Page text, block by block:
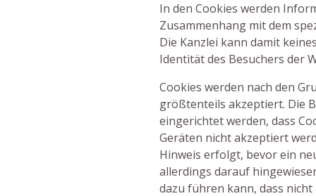
In den Cookies werden
Zusammenhang mit dem
Die Kanzlei kann damit
Identität des Besuchers der
Cookies werden nach den
größtenteils akzeptiert. Die
eingerichtet werden, dass
Geräten nicht akzeptiert
Hinweis erfolgt, bevor ein
allerdings darauf
dazu führen kann, dass